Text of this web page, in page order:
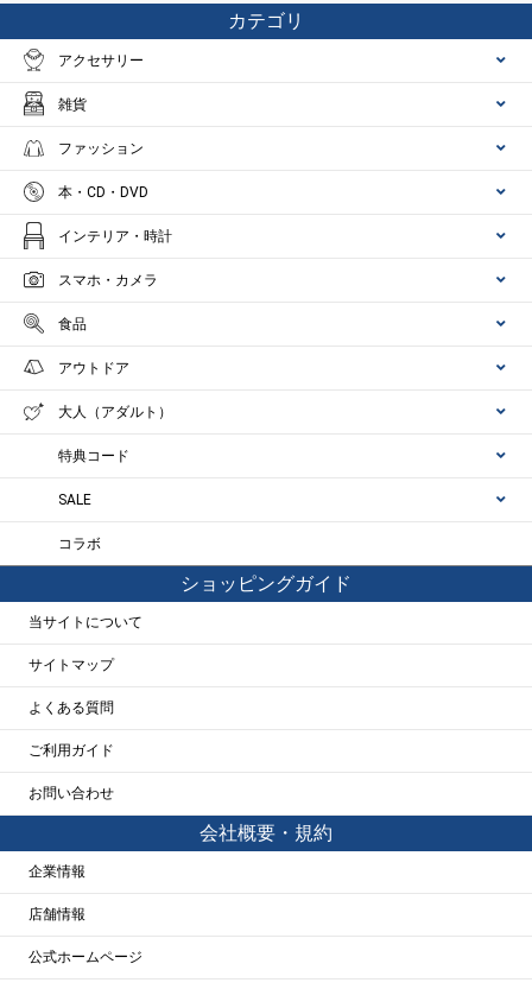
カテゴリ
アクセサリー
雑貨
ファッション
本・CD・DVD
インテリア・時計
スマホ・カメラ
食品
アウトドア
大人（アダルト）
特典コード
SALE
コラボ
ショッピングガイド
当サイトについて
サイトマップ
よくある質問
ご利用ガイド
お問い合わせ
会社概要・規約
企業情報
店舗情報
公式ホームページ